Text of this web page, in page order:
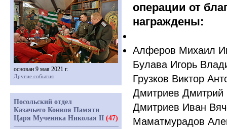
операции от
награждены:
Алферов Михаил
Булава Игорь
Грузков Виктор
Дмитриев Дмитрий
Дмитриев Иван
Маматмурадов
основан 9 мая 2021 г.
Другие события
Посольский отдел
Казачьего Конвоя Памяти
Царя Мученика Николая II (47)